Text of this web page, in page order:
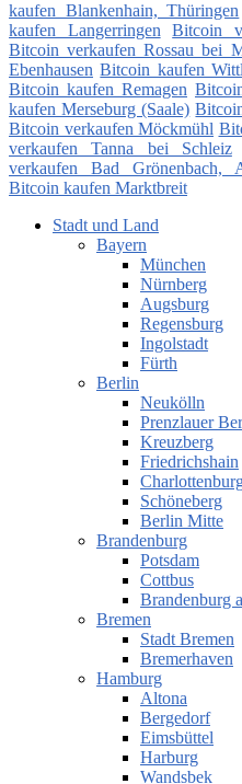
kaufen Blankenhain, Thüringen
kaufen Langerringen
Bitcoin
Bitcoin verkaufen Rossau bei
Ebenhausen Bitcoin kaufen
Bitcoin kaufen Remagen
kaufen Merseburg (Saale)
Bitcoin verkaufen Möckmühl
verkaufen Tanna bei Schleiz
verkaufen Bad Grönenbach,
Bitcoin kaufen Marktbreit
Stadt und Land
Bayern
München
Nürnberg
Augsburg
Regensburg
Ingolstadt
Fürth
Berlin
Neukölln
Prenzlauer
Kreuzberg
Friedrichshain
Schöneberg
Berlin Mitte
Brandenburg
Potsdam
Cottbus
Brandenburg
Bremen
Stadt Bremen
Bremerhaven
Hamburg
Altona
Bergedorf
Eimsbüttel
Harburg
Wandsbek